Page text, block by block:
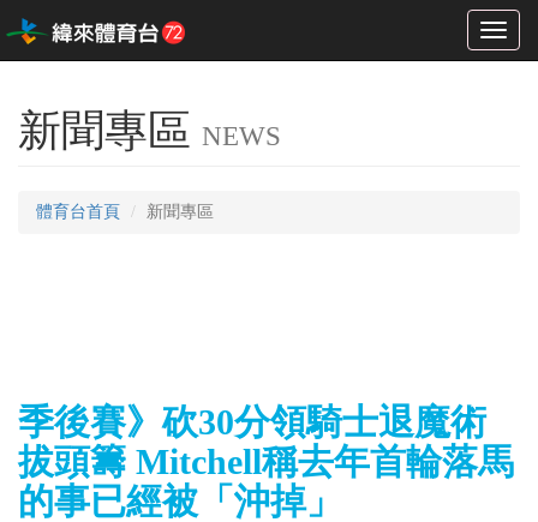
Toggle
新聞專區 NEWS
體育台首頁 新聞專區
季後賽》砍30分領騎士退魔術
拔頭籌 Mitchell稱去年首輪落馬
的事已經被「沖掉」